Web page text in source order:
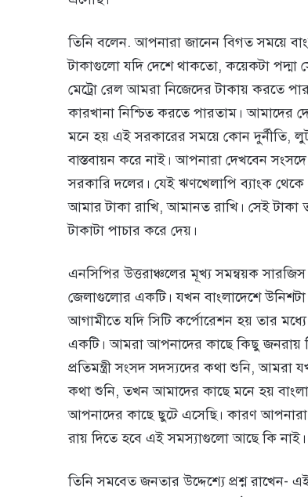
তিনি বলেন. আপনারা জানেন বিগত সময়ে
টাকাগুলো যদি দেশে থাকতো, কয়েকটা পদ্মা
মেট্রো রেল আমরা নিজেদের টাকায় করতে
কারখানা নিশ্চিত করতে পারতাম। আমাদের
মনে হয় এই সরকারের সময়ে কোন দুর্নীতি,
বাস্তবায়ন করে নাই। আপনারা দেখবেন
সরকারি দলের। যেই ঋণখেলাপি ব্যাংক
আমার টাকা রাখি, আমানত রাখি। সেই টাকা
টাকাটা পাচার করে দেয়।
এনসিপির উত্তরাঞ্চলের মূখ্য সমন্বয়ক
জেলাগুলোর একটি। যখন বাংলাদেশে
আগামীতে যদি সিটি কর্পোরেশন হয় তার
একটি। আমরা আপনাদের কাছে কিছু জনরায়
প্রতিমন্ত্রী সংসদ সদস্যদের কথা শুনি, আমরা
কথা শুনি, তখন আমাদের কাছে মনে হয়
আপনাদের কাছে ছুটে এসেছি। কারণ
রায় দিতে হবে এই সমস্যাগুলো আছে কি
তিনি সমবেত জনতার উদ্দেশ্যে প্রশ্ন রাখেন-